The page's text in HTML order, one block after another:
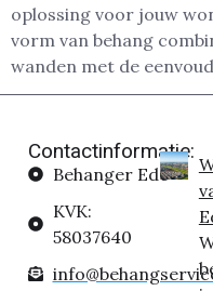
oplossing voor jouw
vorm van behang
wanden met de
Contactinformatie:
Behanger Ede
KVK:
58037640